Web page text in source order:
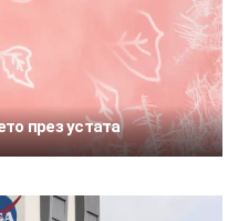
през устата